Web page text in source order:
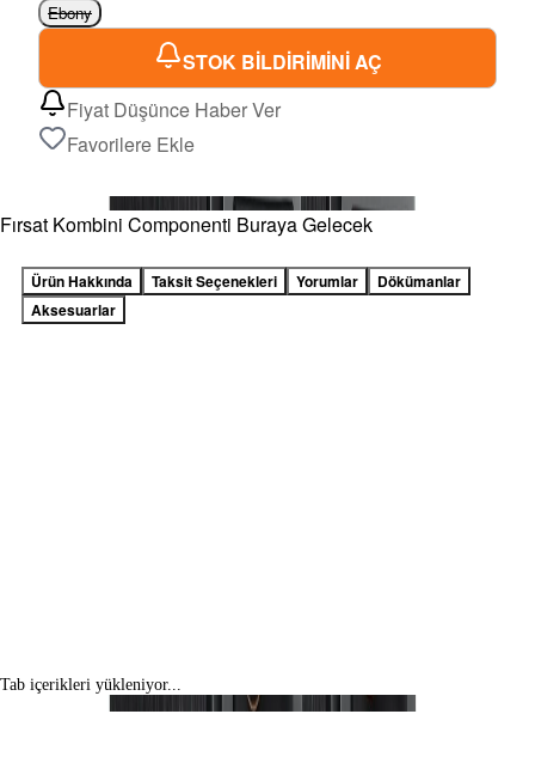
Ebony
STOK BİLDİRİMİNİ AÇ
Fiyat Düşünce Haber Ver
Favorilere Ekle
Fırsat Kombini Componenti Buraya Gelecek
Ürün Hakkında Taksit Seçenekleri Yorumlar
Dökümanlar
Aksesuarlar
Tab içerikleri yükleniyor...